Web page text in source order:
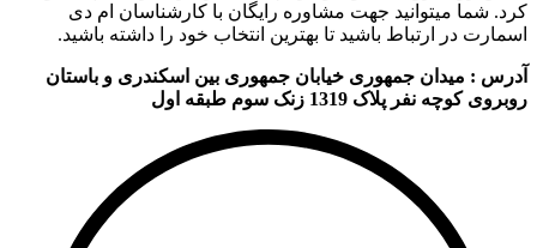
کرد. شما میتوانید جهت مشاوره رایگان با کارشناسان ام دی
اسمارت در ارتباط باشید تا بهترین انتخاب خود را داشته باشید.
آدرس : میدان جمهوری خیابان جمهوری بین اسکندری و باستان
روبروی کوچه نفر پلاک 1319 زنک سوم طبقه اول